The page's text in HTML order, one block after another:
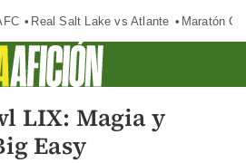
Real Salt Lake vs Atlante Maratón
LIX: Magia y
Easy